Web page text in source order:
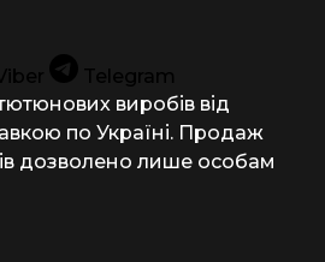
Telegram
виробів від
по Україні. Продаж
дозволено лише особам